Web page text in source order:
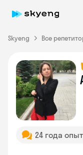
Skyeng Все
24 года
Skyeng Chat
online